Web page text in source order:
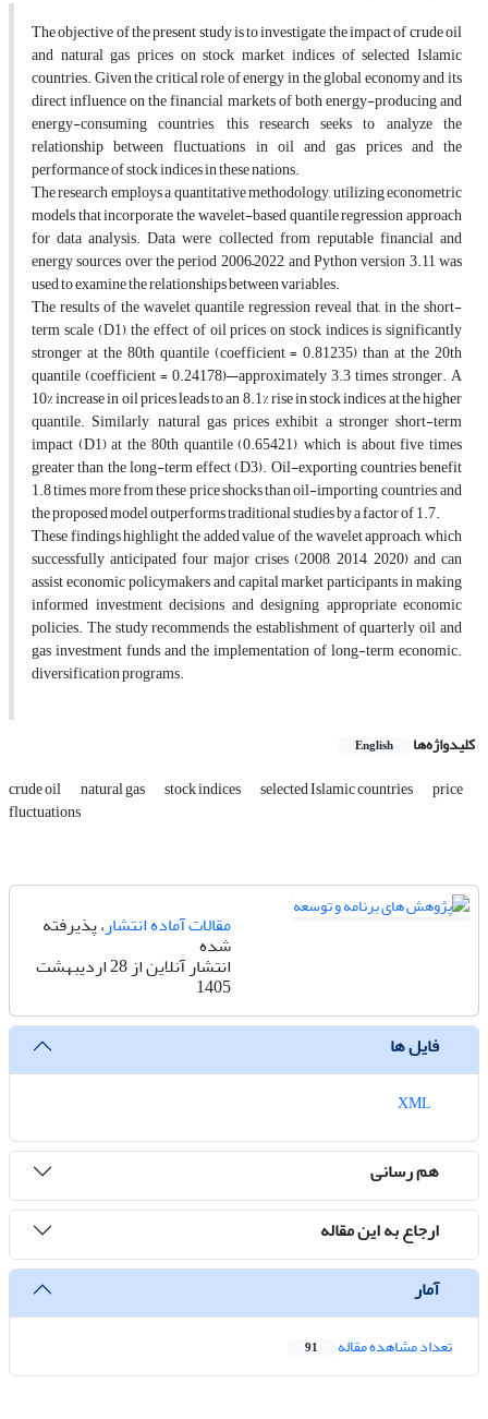
The objective of the present study is to investigate the impact of crude oil
and natural gas prices on stock market indices of selected Islamic
countries. Given the critical role of energy in the global economy and its
direct influence on the financial markets of both energy-producing and
energy-consuming countries, this research seeks to analyze the
relationship between fluctuations in oil and gas prices and the
performance of stock indices in these nations.
The research employs a quantitative methodology, utilizing econometric
models that incorporate the wavelet-based quantile regression approach
for data analysis. Data were collected from reputable financial and
energy sources over the period 2006–2022, and Python version 3.11 was
used to examine the relationships between variables.
The results of the wavelet quantile regression reveal that, in the short-
term scale (D1), the effect of oil prices on stock indices is significantly
stronger at the 80th quantile (coefficient = 0.81235) than at the 20th
quantile (coefficient = 0.24178)—approximately 3.3 times stronger. A
10% increase in oil prices leads to an 8.1% rise in stock indices at the higher
quantile. Similarly, natural gas prices exhibit a stronger short-term
impact (D1) at the 80th quantile (0.65421), which is about five times
greater than the long-term effect (D3). Oil-exporting countries benefit
1.8 times more from these price shocks than oil-importing countries, and
the proposed model outperforms traditional studies by a factor of 1.7.
These findings highlight the added value of the wavelet approach, which
successfully anticipated four major crises (2008, 2014, 2020) and can
assist economic policymakers and capital market participants in making
informed investment decisions and designing appropriate economic
policies. The study recommends the establishment of quarterly oil and
gas investment funds and the implementation of long-term economic.
diversification programs.
کلیدواژه‌ها English
crude oil natural gas stock indices selected Islamic countries price
fluctuations
مقالات آماده انتشار، پذیرفته
شده
انتشار آنلاین از 28 اردیبهشت
1405
فایل ها
هم رسانی
ارجاع به این مقاله
آمار
تعداد مشاهده مقاله 91